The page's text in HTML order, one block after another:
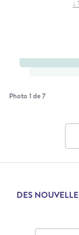
↓
Photo 1 de 7
DES